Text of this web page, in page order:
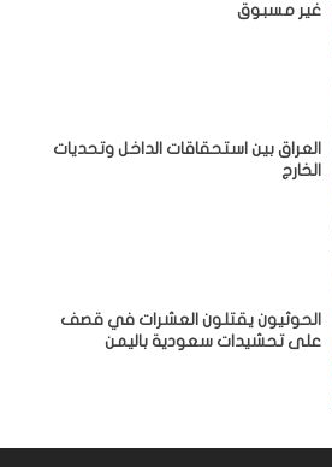
غير مسبوق
‏العراق بين استحقاقات الداخل وتحديات
الخارج
الحوثيون يقتلون العشرات في قصف
على تحشيدات سعودية باليمن